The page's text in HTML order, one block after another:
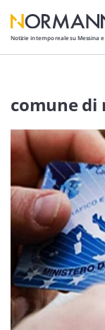
Notizie in tempo reale su Messina e
Attualità
Politica
Cultura
Lavoro
Società
Economia
Sport
Sicilia
comune di